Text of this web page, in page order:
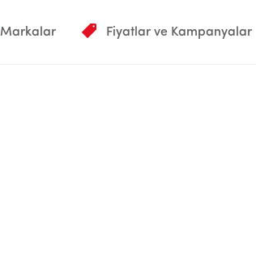
Markalar Fiyatlar ve Kampanyalar